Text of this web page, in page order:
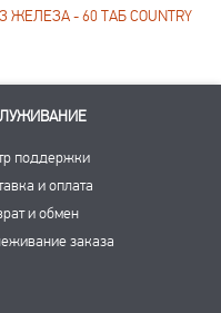
- 60 ТАБ COUNTRY
поддержки
и оплата
и обмен
заказа